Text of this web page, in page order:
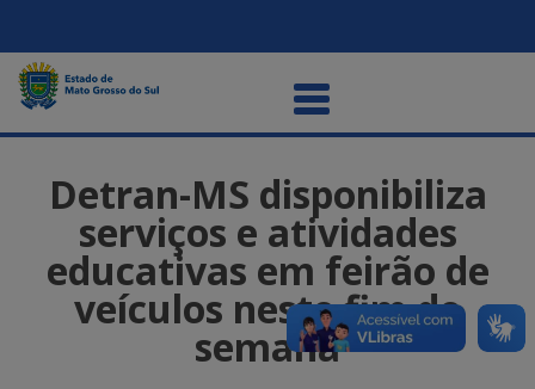
Detran-MS disponibiliza
serviços e atividades
educativas em feirão de
veículos neste fim de
semana